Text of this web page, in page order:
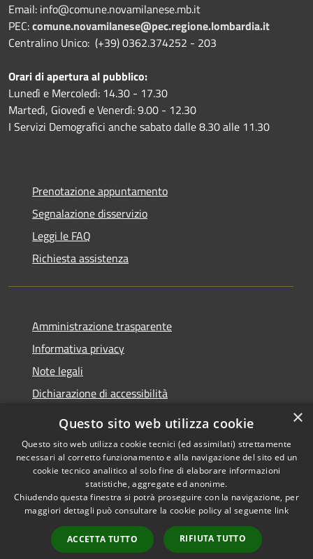
Email: info@comune.novamilanese.mb.it
PEC:comune.novamilanese@pec.regione.lombardia.it
Centralino Unico: (+39) 0362.374252 - 203
Orari di apertura al pubblico:
Lunedì e Mercoledì: 14.30 - 17.30
Martedì, Giovedì e Venerdì: 9.00 - 12.30
I Servizi Demografici anche sabato dalle 8.30 alle 11.30
Prenotazione appuntamento
Segnalazione disservizio
Leggi le FAQ
Richiesta assistenza
Amministrazione trasparente
Informativa privacy
Note legali
Dichiarazione di accessibilità
RSS
Privacy
Cookie
Mappa del sito
Extranet
Copyright © 2026 • Comune di
Nova Milanese • Powered by
Municipium•Accesso
redazione
×
Questo sito web utilizza cookie
Questo sito web utilizza cookie tecnici (ed assimilati) strettamente
necessari al corretto funzionamento e alla navigazione del sito ed un
cookie tecnico analitico al solo fine di elaborare informazioni
statistiche, aggregate ed anonime.
Chiudendo questa finestra si potrà proseguire con la navigazione, per
maggiori dettagli può consultare la cookie policy al seguente link
ACCETTA TUTTO RIFIUTA TUTTO